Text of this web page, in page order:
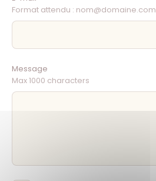
Format attendu : nom@domaine.com
Message
Max 1000 characters